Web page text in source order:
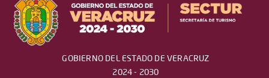
GOBIERNO DEL ESTADO DE VERACRUZ
2024 - 2030